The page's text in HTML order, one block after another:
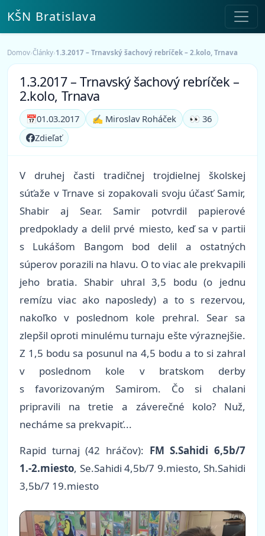
KŠN Bratislava
Domov›Články›1.3.2017 – Trnavský šachový rebríček – 2.kolo, Trnava
1.3.2017 – Trnavský šachový rebríček –
2.kolo, Trnava
📅01.03.2017 ✍️ Miroslav Roháček
👀 36
Zdieľať
V druhej časti tradičnej trojdielnej školskej
súťaže v Trnave si zopakovali svoju účasť Samir,
Shabir aj Sear. Samir potvrdil papierové
predpoklady a delil prvé miesto, keď sa v partii
s Lukášom Bangom bod delil a ostatných
súperov porazili na hlavu. O to viac ale prekvapili
jeho bratia. Shabir uhral 3,5 bodu (o jednu
remízu viac ako naposledy) a to s rezervou,
nakoľko v poslednom kole prehral. Sear sa
zlepšil oproti minulému turnaju ešte výraznejšie.
Z 1,5 bodu sa posunul na 4,5 bodu a to si zahral
v poslednom kole v bratskom derby
s favorizovaným Samirom. Čo si chalani
pripravili na tretie a záverečné kolo? Nuž,
necháme sa prekvapiť...
Rapid turnaj (42 hráčov): FM S.Sahidi 6,5b/7
1.-2.miesto, Se.Sahidi 4,5b/7 9.miesto, Sh.Sahidi
3,5b/7 19.miesto